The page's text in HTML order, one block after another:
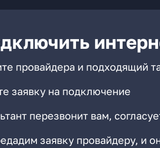
провайдера и подходящий
заявку на подключение
перезвонит вам,
заявку провайдеру, и